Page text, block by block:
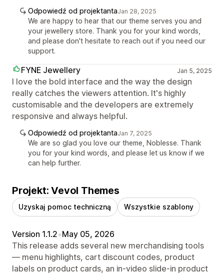
Odpowiedź od projektantaJan 28, 2025
We are happy to hear that our theme serves you and
your jewellery store. Thank you for your kind words,
and please don't hesitate to reach out if you need our
support.
FYNE Jewellery Jan 5, 2025
I love the bold interface and the way the design
really catches the viewers attention. It's highly
customisable and the developers are extremely
responsive and always helpful.
Odpowiedź od projektantaJan 7, 2025
We are so glad you love our theme, Noblesse. Thank
you for your kind words, and please let us know if we
can help further.
Projekt: Vevol Themes
Uzyskaj pomoc techniczną Wszystkie szablony
Version 1.1.2•May 05, 2026
This release adds several new merchandising tools
— menu highlights, cart discount codes, product
labels on product cards, an in-video slide-in product